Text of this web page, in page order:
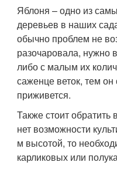
Яблоня – одно из
деревьев в наших
обычно проблем не
разочаровала, нужно
либо с малым их
саженце веток, тем
приживется.
Также стоит
нет возможности
м высотой, то
карликовых или